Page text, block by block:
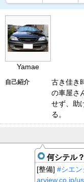
Yamae
自己紹介
古き佳き
の車屋さ
せず、助
る。
何シテル？
[整備] #シエン
arview.co.jp/